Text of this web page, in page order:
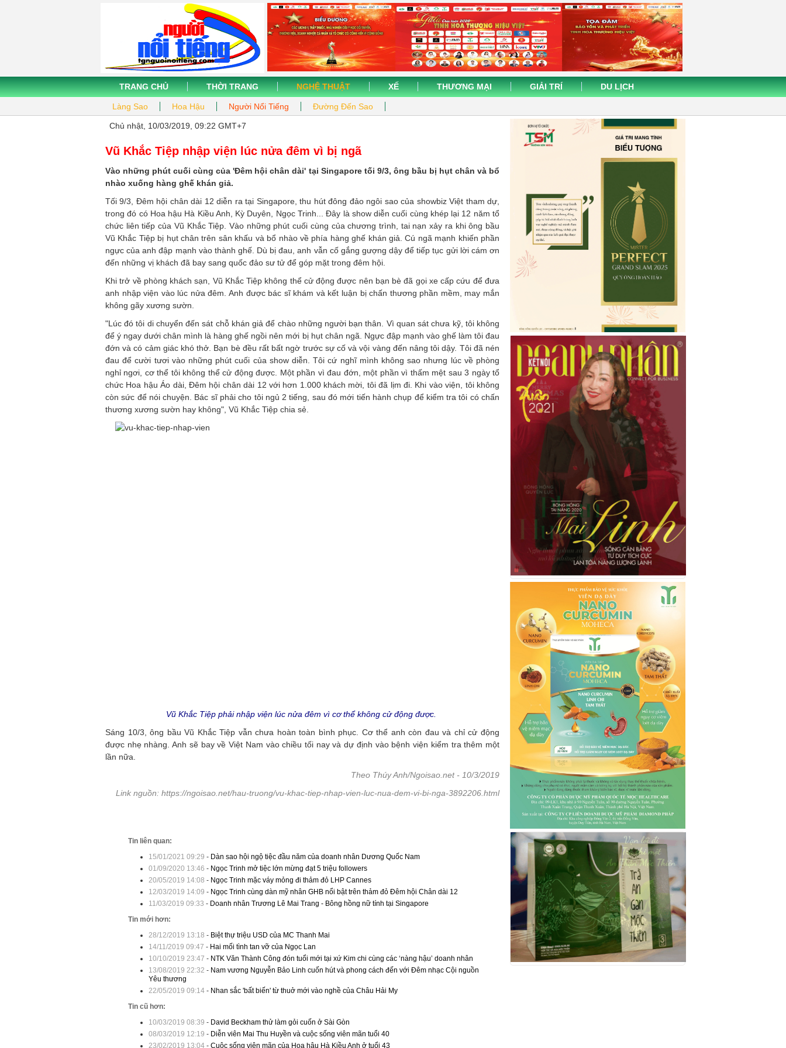
TRANG CHỦ THỜI TRANG NGHỆ THUẬT
Làng Sao Hoa Hậu Người Nổi Tiếng Đường Đến Sao
XẾ THƯƠNG MẠI GIẢI TRÍ DU LỊCH
Chủ nhật, 10/03/2019, 09:22 GMT+7
Vũ Khắc Tiệp nhập viện lúc nửa đêm vì bị ngã
Vào những phút cuối cùng của 'Đêm hội chân dài' tại Singapore tối 9/3, ông bầu bị hụt chân và bổ
nhào xuống hàng ghế khán giả.
Tối 9/3, Đêm hội chân dài 12 diễn ra tại Singapore, thu hút đông đảo ngôi sao của showbiz Việt tham dự,
trong đó có Hoa hậu Hà Kiều Anh, Kỳ Duyên, Ngọc Trinh... Đây là show diễn cuối cùng khép lại 12 năm tổ
chức liên tiếp của Vũ Khắc Tiệp. Vào những phút cuối cùng của chương trình, tai nạn xảy ra khi ông bầu
Vũ Khắc Tiệp bị hụt chân trên sân khấu và bổ nhào về phía hàng ghế khán giả. Cú ngã mạnh khiến phần
ngực của anh đập mạnh vào thành ghế. Dù bị đau, anh vẫn cố gắng gượng dậy để tiếp tục gửi lời cám ơn
đến những vị khách đã bay sang quốc đảo sư tử để góp mặt trong đêm hội.
Khi trở về phòng khách sạn, Vũ Khắc Tiệp không thể cử động được nên bạn bè đã gọi xe cấp cứu để đưa
anh nhập viện vào lúc nửa đêm. Anh được bác sĩ khám và kết luận bị chấn thương phần mềm, may mắn
không gãy xương sườn.
"Lúc đó tôi di chuyển đến sát chỗ khán giả để chào những người bạn thân. Vì quan sát chưa kỹ, tôi không
để ý ngay dưới chân mình là hàng ghế ngồi nên mới bị hụt chân ngã. Ngực đập mạnh vào ghế làm tôi đau
đớn và có cảm giác khó thở. Bạn bè đều rất bất ngờ trước sự cố và vội vàng đến nâng tôi dậy. Tôi đã nén
đau để cười tươi vào những phút cuối của show diễn. Tôi cứ nghĩ mình không sao nhưng lúc về phòng
nghỉ ngơi, cơ thể tôi không thể cử động được. Một phần vì đau đớn, một phần vì thấm mệt sau 3 ngày tổ
chức Hoa hậu Áo dài, Đêm hội chân dài 12 với hơn 1.000 khách mời, tôi đã lịm đi. Khi vào viện, tôi không
còn sức để nói chuyện. Bác sĩ phải cho tôi ngủ 2 tiếng, sau đó mới tiến hành chụp để kiểm tra tôi có chấn
thương xương sườn hay không", Vũ Khắc Tiệp chia sẻ.
Vũ Khắc Tiệp phải nhập viện lúc nửa đêm vì cơ thể không cử động được.
Sáng 10/3, ông bầu Vũ Khắc Tiệp vẫn chưa hoàn toàn bình phục. Cơ thể anh còn đau và chỉ cử động
được nhẹ nhàng. Anh sẽ bay về Việt Nam vào chiều tối nay và dự định vào bệnh viện kiểm tra thêm một
lần nữa.
Theo Thúy Anh/Ngoisao.net - 10/3/2019
Link nguồn: https://ngoisao.net/hau-truong/vu-khac-tiep-nhap-vien-luc-nua-dem-vi-bi-nga-3892206.html
Tin liên quan:
15/01/2021 09:29 - Dàn sao hội ngộ tiệc đầu năm của doanh nhân Dương Quốc Nam
01/09/2020 13:46 - Ngọc Trinh mở tiệc lớn mừng đạt 5 triệu followers
20/05/2019 14:08 - Ngọc Trinh mặc váy mỏng đi thảm đỏ LHP Cannes
12/03/2019 14:09 - Ngọc Trinh cùng dàn mỹ nhân GHB nổi bật trên thảm đỏ Đêm hội Chân dài 12
11/03/2019 09:33 - Doanh nhân Trương Lê Mai Trang - Bông hồng nữ tính tại Singapore
Tin mới hơn:
28/12/2019 13:18 - Biệt thự triệu USD của MC Thanh Mai
14/11/2019 09:47 - Hai mối tình tan vỡ của Ngọc Lan
10/10/2019 23:47 - NTK Văn Thành Công đón tuổi mới tại xứ Kim chi cùng các ‘nàng hậu’ doanh nhân
13/08/2019 22:32 - Nam vương Nguyễn Bảo Linh cuốn hút và phong cách đến với Đêm nhạc Cội nguồn
Yêu thương
22/05/2019 09:14- Nhan sắc 'bất biến' từ thuở mới vào nghề của Châu Hải My
Tin cũ hơn:
10/03/2019 08:39 - David Beckham thử làm gỏi cuốn ở Sài Gòn
08/03/2019 12:19 - Diễn viên Mai Thu Huyền và cuộc sống viên mãn tuổi 40
23/02/2019 13:04- Cuộc sống viên mãn của Hoa hậu Hà Kiều Anh ở tuổi 43